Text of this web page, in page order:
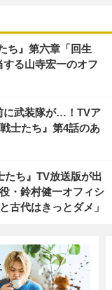
ち』第六章「回生
る山寺宏一のオフ
に武装隊が…！TVア
士たち』第4話のあ
たち』TV放送版が出
・鈴村健一オフィシ
古代はきっとダメ」